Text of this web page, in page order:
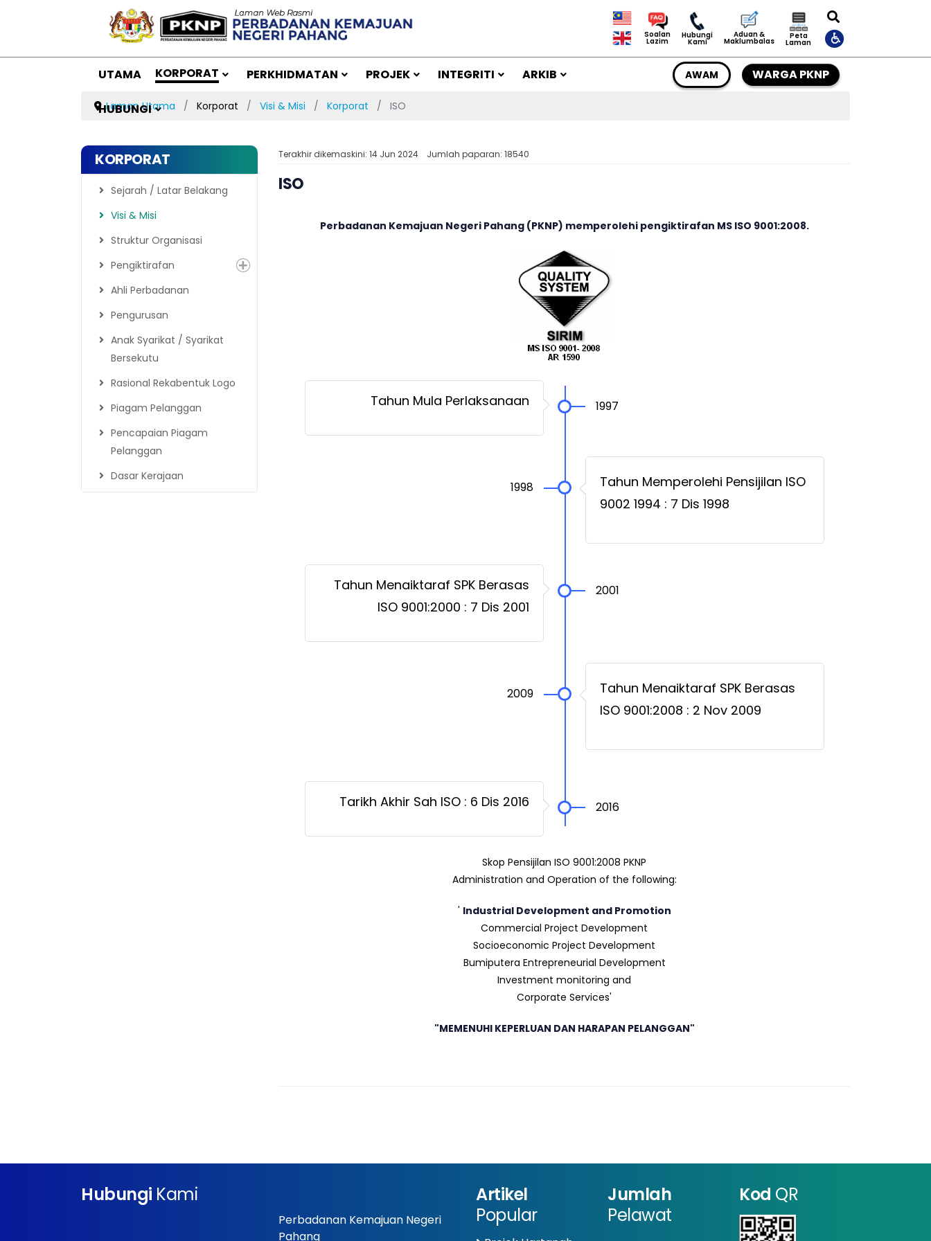
Soalan
Lazim
Hubungi
Kami
Aduan &
Maklumbalas
Peta
Laman
UTAMA KORPORAT PERKHIDMATAN PROJEK INTEGRITI ARKIB
HUBUNGI
AWAM WARGA PKNP
Laman Utama Korporat Visi & Misi Korporat ISO
KORPORAT
Sejarah / Latar Belakang
Visi & Misi
Struktur Organisasi
Pengiktirafan
Ahli Perbadanan
Pengurusan
Anak Syarikat / Syarikat
Bersekutu
Rasional Rekabentuk Logo
Piagam Pelanggan
Pencapaian Piagam
Pelanggan
Dasar Kerajaan
Terakhir dikemaskini: 14 Jun 2024 Jumlah paparan: 18540
ISO
Perbadanan Kemajuan Negeri Pahang (PKNP) memperolehi pengiktirafan MS ISO 9001:2008.
Tahun Mula Perlaksanaan 1997
1998
Tahun Memperolehi Pensijilan ISO
9002 1994 : 7 Dis 1998
Tahun Menaiktaraf SPK Berasas
ISO 9001:2000 : 7 Dis 2001
2001
2009
Tahun Menaiktaraf SPK Berasas
ISO 9001:2008 : 2 Nov 2009
Tarikh Akhir Sah ISO : 6 Dis 2016 2016
Skop Pensijilan ISO 9001:2008 PKNP
Administration and Operation of the following:
' Industrial Development and Promotion
Commercial Project Development
Socioeconomic Project Development
Bumiputera Entrepreneurial Development
Investment monitoring and
Corporate Services'
"MEMENUHI KEPERLUAN DAN HARAPAN PELANGGAN"
Hubungi Kami
Perbadanan Kemajuan Negeri
Pahang
Artikel
Popular
Jumlah
Pelawat
Kod QR